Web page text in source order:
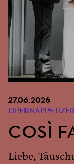
27.06.2026
OPERNAPPETIZER
COSÌ
Liebe,